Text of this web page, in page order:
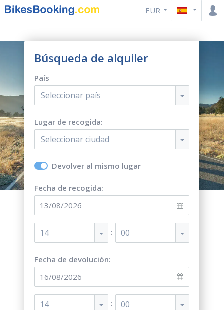
EUR
Búsqueda de alquiler
País
Seleccionar país
Lugar de recogida:
Seleccionar ciudad
Devolver al mismo lugar
Fecha de recogida:
14 : 00
Fecha de devolución:
14 : 00